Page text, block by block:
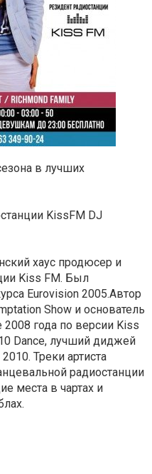
в лучших
KissFM DJ
хаус продюсер и
Kiss FM. Был
Eurovision 2005.Автор
Show и основатель
2008 года по версии Kiss
Dance, лучший диджей
Треки артиста
радиостанции
места в чартах и